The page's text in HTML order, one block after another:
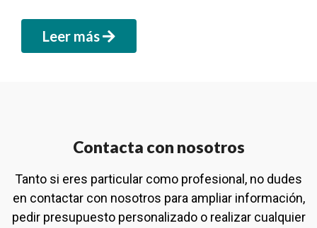
Leer más
Contacta con nosotros
Tanto si eres particular como profesional, no dudes
en contactar con nosotros para ampliar información,
pedir presupuesto personalizado o realizar cualquier